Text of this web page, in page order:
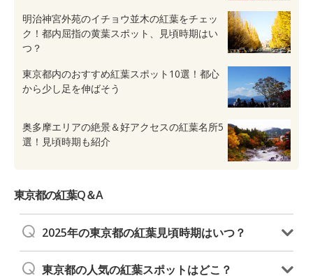
明治神宮外苑のイチョウ並木の紅葉をチェッ
ク！都内屈指の黄葉スポット、見頃時期はい
つ？
東京都内のおすすめ紅葉スポット10選！都心
から少し足を伸ばそう
奥多摩エリアの絶景＆好アクセスの紅葉名所5
選！見頃時期も紹介
東京都の紅葉Q＆A
2025年の東京都の紅葉見頃時期はいつ？
東京都の人気の紅葉スポットはどこ？